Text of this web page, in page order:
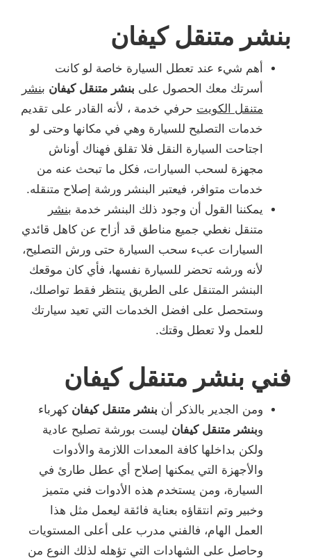
بنشر متنقل كيفان
أهم شيء عند تعطل السيارة خاصة لو كانت
أسرتك معك الحصول على بنشر متنقل كيفان بنشر
متنقل الكويت حرفي خدمة ، لأنه القادر على تقديم
خدمات التصليح للسيارة وهي في مكانها وحتى لو
اجتاحت السيارة النقل فلا تقلق فهناك أوناش
مجهزة لسحب السيارات، فكل ما تبحث عنه من
خدمات متوافر، فيعتبر البنشر ورشة إصلاح متنقله.
يمكننا القول أن وجود ذلك البنشر خدمة بنشر
متنقل نغطي جميع مناطق قد أزاح عن كاهل قائدي
السيارات عبء سحب السيارة حتى ورش التصليح،
لأنه ورشه تحضر للسيارة نفسها، فأي كان موقعك
البنشر المتنقل على الطريق ينتظر فقط تواصلك،
وستحصل على افضل الخدمات التي تعيد سيارتك
للعمل ولا تعطل وقتك.
فني بنشر متنقل كيفان
ومن الجدير بالذكر أن بنشر متنقل كيفان كهرباء
وبنشر متنقل كيفان ليست بورشة تصليح عادية
ولكن بداخلها كافة المعدات اللازمة والأدوات
والأجهزة التي يمكنها إصلاح أي عطل طارئ في
السيارة، ومن يستخدم هذه الأدوات فني متميز
وخبير وتم انتقاؤه بعناية فائقة ليعمل مثل هذا
العمل الهام، فالفني مدرب على أعلى المستويات
وحاصل على الشهادات التي تؤهله لذلك النوع من